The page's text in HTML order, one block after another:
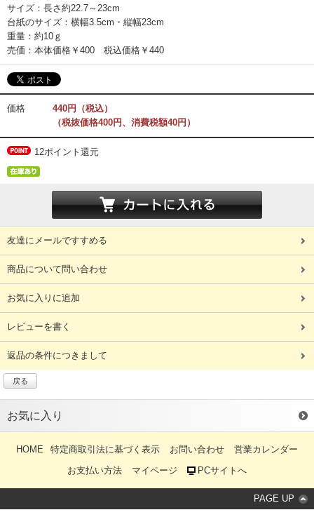
サイズ：長さ約22.7～23cm
台紙のサイズ：横幅3.5cm・縦幅23cm
重量：約10ｇ
売価：本体価格￥400 税込価格￥440
価格
440円（税込）
（税抜価格400円、消費税額40円）
12ポイント還元
友達にメールですすめる
商品について問い合わせ
お気に入りに追加
レビューを書く
返品の条件につきまして
戻る
お気に入り
HOME 特定商取引法に基づく表示 お問い合わせ
営業カレンダー
お支払い方法
マイページ PCサイトへ
PAGE UP